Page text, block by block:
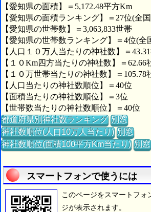
【愛知県の面積】＝5,172.48平方Km
【愛知県の面積ランキング】＝27位(全
【愛知県の世帯数】＝3,063,833世帯
【愛知県の世帯数ランキング】＝4位(全
【人口１０万人当たりの神社数】＝
【１０Km四方当たりの神社数】＝62.66
【１０万世帯当たりの神社数】＝105.78
【人口当たりの神社数順位】＝40位
【面積当たりの神社数順位】＝3位
【世帯数当たりの神社数順位】＝40位
都道府県別神社数ランキング 別窓
神社数順位(人口10万人当たり) 別窓
神社数順位(面積100平方Km当たり) 別窓
スマートフォンで使うには
このページをスマートフォ
ジが表示されます。